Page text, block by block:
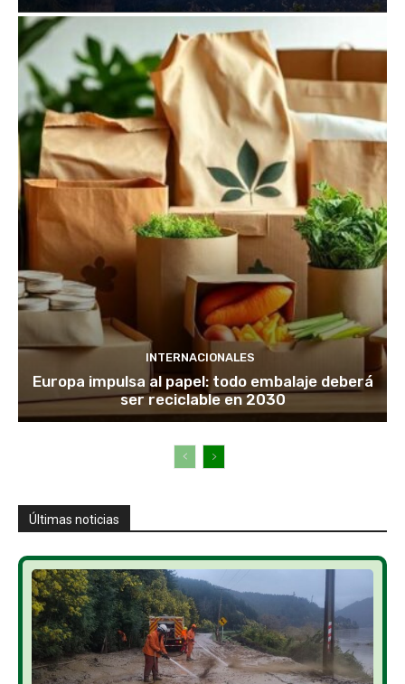
INTERNACIONALES
Europa impulsa al papel: todo embalaje deberá
ser reciclable en 2030
Últimas noticias